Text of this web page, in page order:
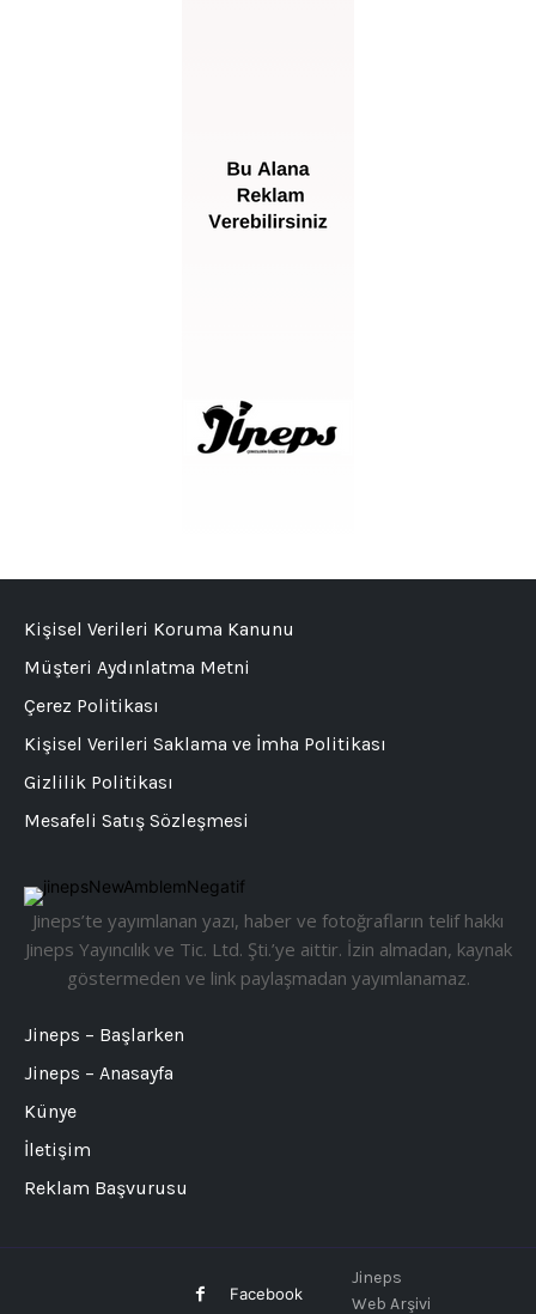
Jineps’te yayımlanan yazı, haber ve fotoğrafların telif hakkı
Jineps Yayıncılık ve Tic. Ltd. Şti.’ye aittir. İzin almadan, kaynak
göstermeden ve link paylaşmadan yayımlanamaz.
Jineps – Başlarken
Jineps – Anasayfa
Künye
İletişim
Reklam Başvurusu
Kişisel Verileri Koruma Kanunu
Müşteri Aydınlatma Metni
Çerez Politikası
Kişisel Verileri Saklama ve İmha Politikası
Gizlilik Politikası
Mesafeli Satış Sözleşmesi
Facebook
Jineps
Web Arşivi